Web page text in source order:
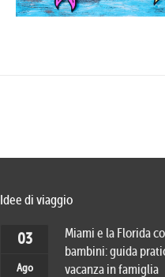
Idee di viaggio
03
Ago
Miami e la Florida
bambini: guida
vacanza in famiglia